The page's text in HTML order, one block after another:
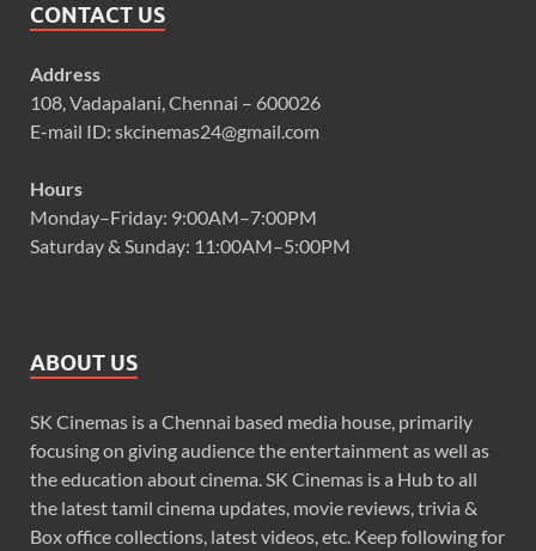
CONTACT US
Address
108, Vadapalani, Chennai – 600026
E-mail ID: skcinemas24@gmail.com
Hours
Monday–Friday: 9:00AM–7:00PM
Saturday & Sunday: 11:00AM–5:00PM
ABOUT US
SK Cinemas is a Chennai based media house, primarily
focusing on giving audience the entertainment as well as
the education about cinema. SK Cinemas is a Hub to all
the latest tamil cinema updates, movie reviews, trivia &
Box office collections, latest videos, etc. Keep following for